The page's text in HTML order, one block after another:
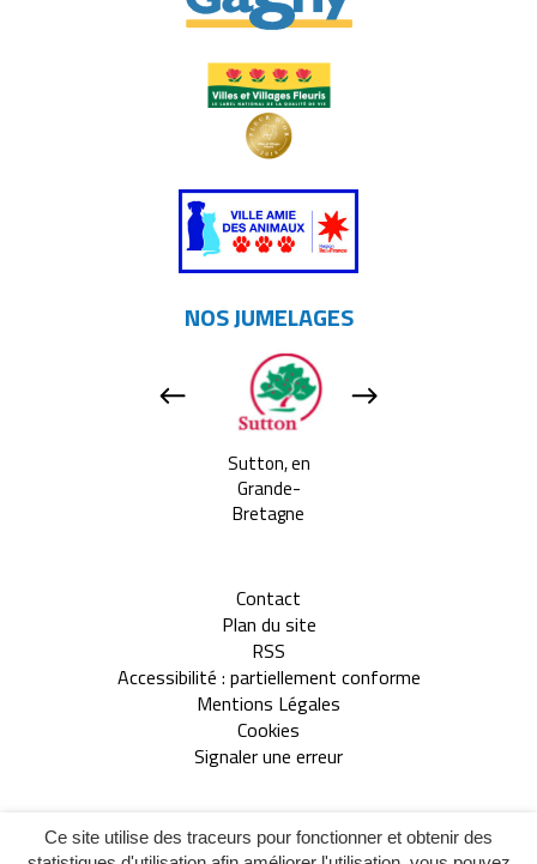
Ce site utilise des traceurs pour fonctionner et obtenir des
NOS JUMELAGES
Sutton, en
Grande-
Bretagne
Contact
Plan du site
RSS
Accessibilité : partiellement conforme
Mentions Légales
Cookies
Signaler une erreur
Site réalisé par
Inovagora
(ouverture